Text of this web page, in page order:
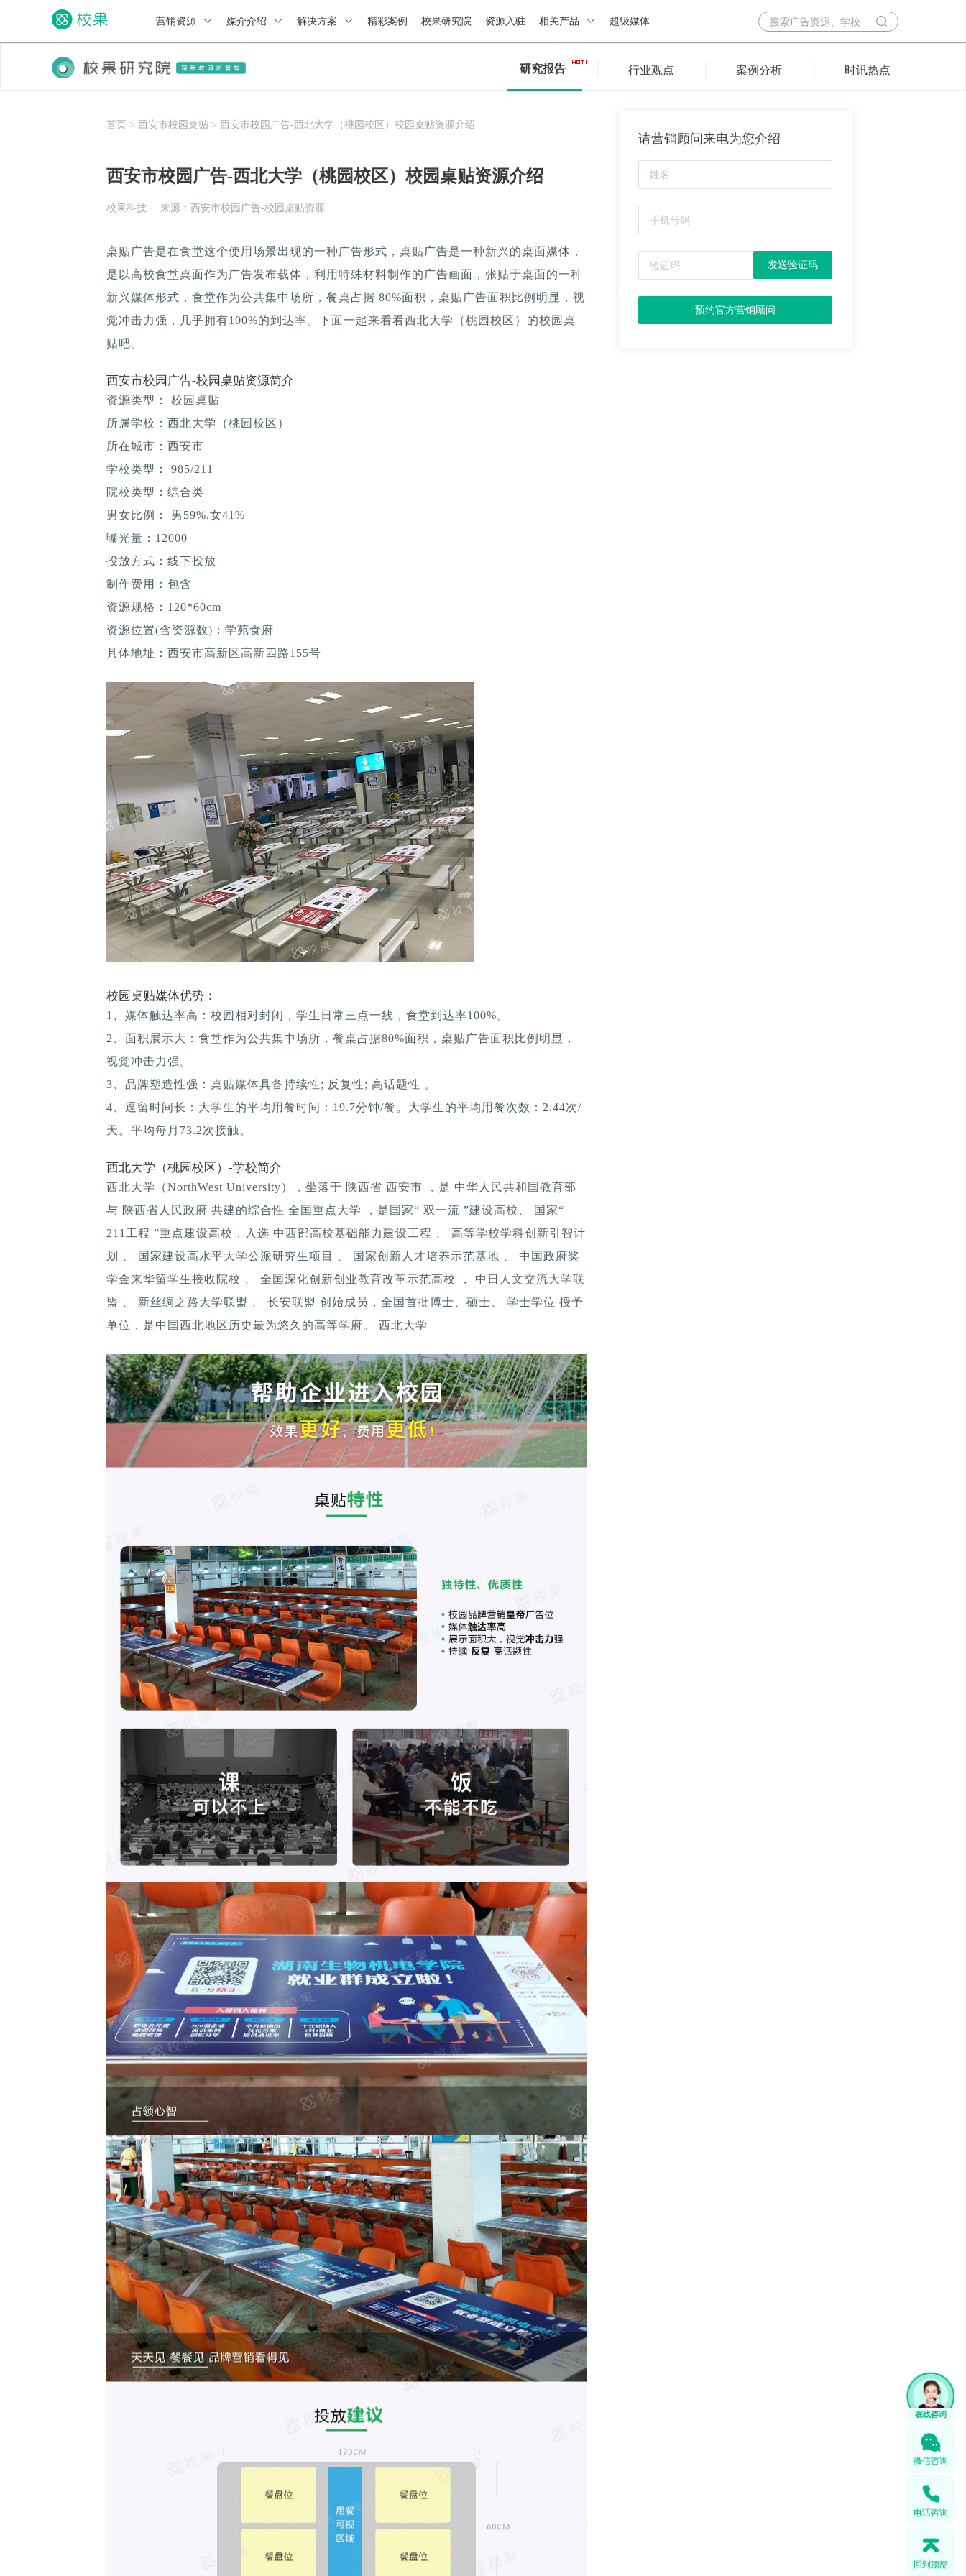
营销资源 媒介介绍 解决方案 精彩案例 校果研究院 资源入驻 相关产品 超级媒体
研究报告 行业观点 案例分析 时讯热点
首页 > 西安市校园桌贴 > 西安市校园广告-西北大学（桃园校区）校园桌贴资源介绍
西安市校园广告-西北大学（桃园校区）校园桌贴资源介绍
校果科技 来源：西安市校园广告-校园桌贴资源
桌贴广告是在食堂这个使用场景出现的一种广告形式，桌贴广告是一种新兴的桌面媒体，
是以高校食堂桌面作为广告发布载体，利用特殊材料制作的广告画面，张贴于桌面的一种
新兴媒体形式，食堂作为公共集中场所，餐桌占据 80%面积，桌贴广告面积比例明显，视
觉冲击力强，几乎拥有100%的到达率。下面一起来看看西北大学（桃园校区）的校园桌
贴吧。
西安市校园广告-校园桌贴资源简介
资源类型： 校园桌贴
所属学校：西北大学（桃园校区）
所在城市：西安市
学校类型： 985/211
院校类型：综合类
男女比例： 男59%,女41%
曝光量：12000
投放方式：线下投放
制作费用：包含
资源规格：120*60cm
资源位置(含资源数)：学苑食府
具体地址：西安市高新区高新四路155号
校园桌贴媒体优势：
1、媒体触达率高：校园相对封闭，学生日常三点一线，食堂到达率100%。
2、面积展示大：食堂作为公共集中场所，餐桌占据80%面积，桌贴广告面积比例明显，
视觉冲击力强。
3、品牌塑造性强：桌贴媒体具备持续性; 反复性; 高话题性 。
4、逗留时间长：大学生的平均用餐时间：19.7分钟/餐。大学生的平均用餐次数：2.44次/
天。平均每月73.2次接触。
西北大学（桃园校区）-学校简介
西北大学（NorthWest University），坐落于 陕西省 西安市 ，是 中华人民共和国教育部
与 陕西省人民政府 共建的综合性 全国重点大学 ，是国家“ 双一流 ”建设高校、 国家“
211工程 ”重点建设高校，入选 中西部高校基础能力建设工程 、 高等学校学科创新引智计
划 、 国家建设高水平大学公派研究生项目 、 国家创新人才培养示范基地 、 中国政府奖
学金来华留学生接收院校 、 全国深化创新创业教育改革示范高校 ， 中日人文交流大学联
盟 、 新丝绸之路大学联盟 、 长安联盟 创始成员，全国首批博士、硕士、 学士学位 授予
单位，是中国西北地区历史最为悠久的高等学府。 西北大学
请营销顾问来电为您介绍
发送验证码
预约官方营销顾问
微信咨询
电话咨询
回到顶部